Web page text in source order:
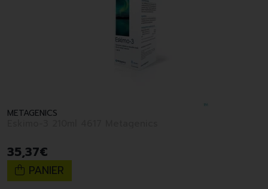
METAGENICS
35,37€
PANIER